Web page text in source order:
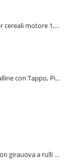
Mulino elettrico EM-GR60TP per cereali motore 1,6 hp 1300 W – seconda scelta
Abbeveratoio sifone 15L per Galline con Tappo, Piedini e Manico
incubatrice automatica EM60 con girauova a rulli per 60 uova